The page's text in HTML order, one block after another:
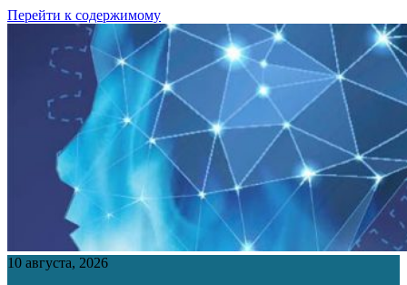
Перейти к содержимому
10 августа, 2026